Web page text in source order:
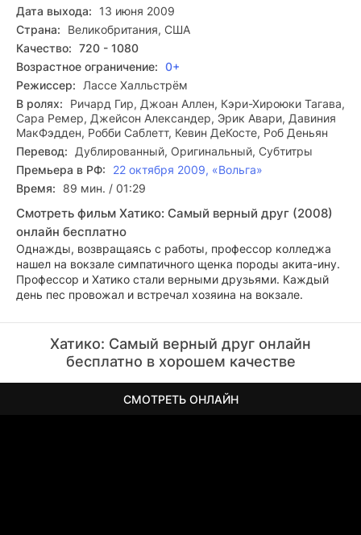
Дата выхода:
13 июня 2009
Страна:
Великобритания, США
Качество: 720 - 1080
Возрастное ограничение: 0+
Режиссер:
Лассе Халльстрём
В ролях:
Ричард Гир, Джоан Аллен, Кэри-Хироюки Тагава,
Сара Ремер, Джейсон Александер, Эрик Авари, Давиния
МакФэдден, Робби Саблетт, Кевин ДеКосте, Роб Деньян
Перевод:
Дублированный, Оригинальный, Субтитры
Премьера в РФ:
22 октября 2009, «Вольга»
Время:
89 мин. / 01:29
Смотреть фильм Хатико: Самый верный друг (2008)
онлайн бесплатно
Однажды, возвращаясь с работы, профессор колледжа
нашел на вокзале симпатичного щенка породы акита-ину.
Профессор и Хатико стали верными друзьями. Каждый
день пес провожал и встречал хозяина на вокзале.
Хатико: Самый верный друг онлайн
бесплатно в хорошем качестве
СМОТРЕТЬ ОНЛАЙН